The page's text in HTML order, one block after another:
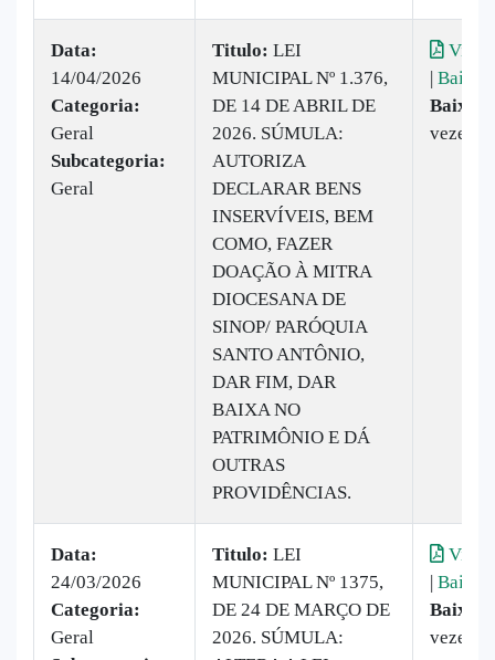
Data:
14/04/2026
Categoria:
Geral
Subcategoria:
Geral
Titulo: LEI
MUNICIPAL Nº 1.376,
DE 14 DE ABRIL DE
2026. SÚMULA:
AUTORIZA
DECLARAR BENS
INSERVÍVEIS, BEM
COMO, FAZER
DOAÇÃO À MITRA
DIOCESANA DE
SINOP/ PARÓQUIA
SANTO ANTÔNIO,
DAR FIM, DAR
BAIXA NO
PATRIMÔNIO E DÁ
OUTRAS
PROVIDÊNCIAS.
| Baixar
vezes
Data:
24/03/2026
Categoria:
Geral
Titulo: LEI
MUNICIPAL Nº 1375,
DE 24 DE MARÇO DE
2026. SÚMULA:
| Baixar
vezes